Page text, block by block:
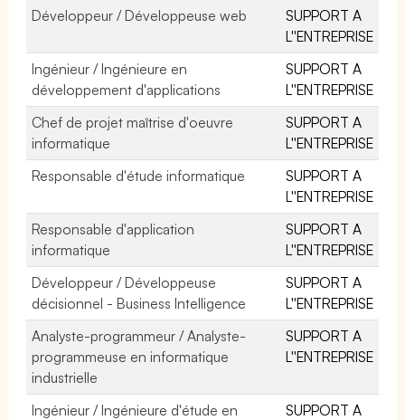
Développeur / Développeuse web
SUPPORT A
L''ENTREPRISE
Ingénieur / Ingénieure en
développement d'applications
SUPPORT A
L''ENTREPRISE
Chef de projet maîtrise d'oeuvre
informatique
SUPPORT A
L''ENTREPRISE
Responsable d'étude informatique
SUPPORT A
L''ENTREPRISE
Responsable d'application
informatique
SUPPORT A
L''ENTREPRISE
Développeur / Développeuse
décisionnel - Business Intelligence
SUPPORT A
L''ENTREPRISE
Analyste-programmeur / Analyste-
programmeuse en informatique
industrielle
SUPPORT A
L''ENTREPRISE
Ingénieur / Ingénieure d'étude en
SUPPORT A